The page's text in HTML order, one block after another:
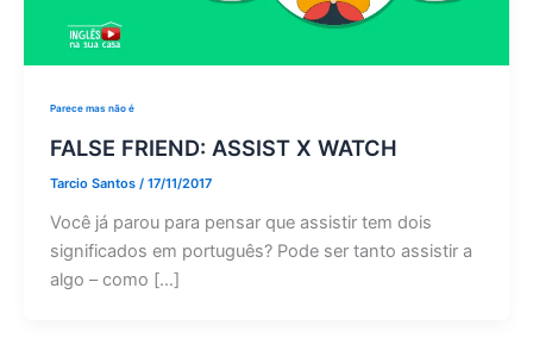
Parece mas não é
FALSE FRIEND: ASSIST X WATCH
Tarcio Santos / 17/11/2017
Você já parou para pensar que assistir tem dois
significados em português? Pode ser tanto assistir a
algo – como […]